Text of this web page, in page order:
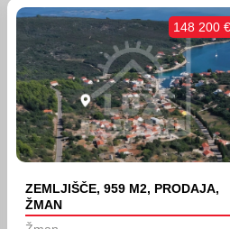
ZEMLJIŠČE, 959 M2, PRODAJA,
ŽMAN
148 200 €